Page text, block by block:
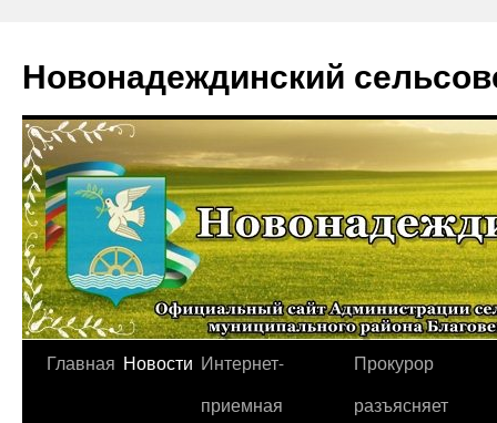
Новонадеждинский
Перейти
Главная Новости Интернет-
приемная
Прокурор
разъясняет